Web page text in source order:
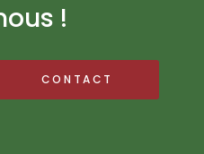
!
CONTACT